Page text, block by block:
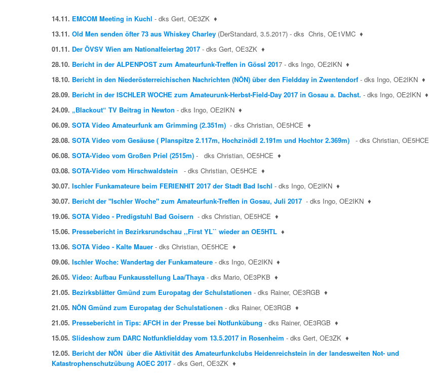
14.11. EMCOM Meeting in Kuchl - dks Gert, OE3ZK ♦
13.11. Old Men senden öfter 73 aus Whiskey Charley (DerStandard, 3.5.2017) - dks Chris, OE1VMC ♦
01.11. Der ÖVSV Wien am Nationalfeiertag 2017 - dks Gert, OE3ZK ♦
28.10. Bericht in der ALPENPOST zum Amateurfunk-Treffen in Gössl 2017 - dks Ingo, OE2IKN ♦
18.10. Bericht in den Niederösterreichischen Nachrichten (NÖN) über den Fieldday in Zwentendorf - dks Ingo, OE2IKN ♦
28.09. Bericht in der ISCHLER WOCHE zum Amateurunk-Herbst-Field-Day 2017 in Gosau a. Dachst. - dks Ingo, OE2IKN ♦
24.09. „Blackout“ TV Beitrag in Newton - dks Ingo, OE2IKN ♦
06.09. SOTA Video Amateurfunk am Grimming (2.351m) - dks Christian, OE5HCE ♦
28.08. SOTA Video vom Gesäuse ( Planspitze 2.117m, Hochzinödl 2.191m und Hochtor 2.369m) - dks Christian, OE5HCE
06.08. SOTA-Video vom Großen Priel (2515m) - dks Christian, OE5HCE ♦
03.08. SOTA-Video vom Hirschwaldstein - dks Christian, OE5HCE ♦
30.07. Ischler Funkamateure beim FERIENHIT 2017 der Stadt Bad Ischl - dks Ingo, OE2IKN ♦
30.07. Bericht der "Ischler Woche" zum Amateurfunk-Treffen in Gosau, Juli 2017 - dks Ingo, OE2IKN ♦
19.06. SOTA Video - Predigstuhl Bad Goisern - dks Christian, OE5HCE ♦
15.06. Pressebericht in Bezirksrundschau ,,First YL`` wieder an OE5HTL ♦
13.06. SOTA Video - Kalte Mauer - dks Christian, OE5HCE ♦
09.06. Ischler Woche: Wandertag der Funkamateure - dks Ingo, OE2IKN ♦
26.05. Video: Aufbau Funkausstellung Laa/Thaya - dks Mario, OE3PKB ♦
21.05. Bezirksblätter Gmünd zum Europatag der Schulstationen - dks Rainer, OE3RGB ♦
21.05. NÖN Gmünd zum Europatag der Schulstationen - dks Rainer, OE3RGB ♦
21.05. Pressebericht in Tips: AFCH in der Presse bei Notfunkübung - dks Rainer, OE3RGB ♦
15.05. Slideshow zum DARC Notfunkfieldday vom 13.5.2017 in Rosenheim - dks Gert, OE3ZK ♦
12.05. Bericht der NÖN über die Aktivität des Amateurfunkclubs Heidenreichstein in der landesweiten Not- und
Katastrophenschutzübung AOEC 2017 - dks Gert, OE3ZK ♦